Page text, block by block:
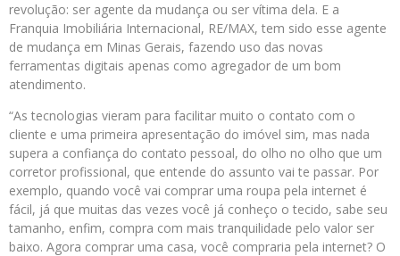
revolução: ser agente da mudança ou ser vítima dela. E a
Franquia Imobiliária Internacional, RE/MAX, tem sido esse agente
de mudança em Minas Gerais, fazendo uso das novas
ferramentas digitais apenas como agregador de um bom
atendimento.
“As tecnologias vieram para facilitar muito o contato com o
cliente e uma primeira apresentação do imóvel sim, mas nada
supera a confiança do contato pessoal, do olho no olho que um
corretor profissional, que entende do assunto vai te passar. Por
exemplo, quando você vai comprar uma roupa pela internet é
fácil, já que muitas das vezes você já conheço o tecido, sabe seu
tamanho, enfim, compra com mais tranquilidade pelo valor ser
baixo. Agora comprar uma casa, você compraria pela internet? O